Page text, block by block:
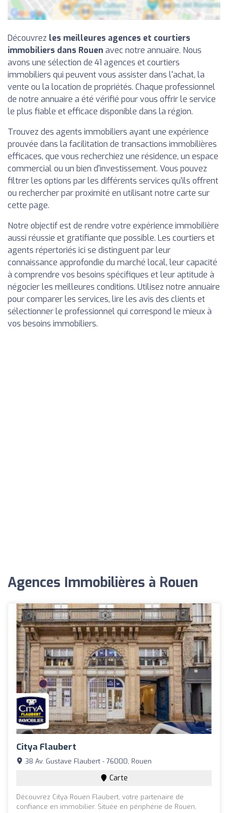
Découvrez les meilleures agences et courtiers
immobiliers dans Rouen avec notre annuaire. Nous
avons une sélection de 41 agences et courtiers
immobiliers qui peuvent vous assister dans l'achat, la
vente ou la location de propriétés. Chaque professionnel
de notre annuaire a été vérifié pour vous offrir le service
le plus fiable et efficace disponible dans la région.
Trouvez des agents immobiliers ayant une expérience
prouvée dans la facilitation de transactions immobilières
efficaces, que vous recherchiez une résidence, un espace
commercial ou un bien d'investissement. Vous pouvez
filtrer les options par les différents services qu'ils offrent
ou rechercher par proximité en utilisant notre carte sur
cette page.
Notre objectif est de rendre votre expérience immobilière
aussi réussie et gratifiante que possible. Les courtiers et
agents répertoriés ici se distinguent par leur
connaissance approfondie du marché local, leur capacité
à comprendre vos besoins spécifiques et leur aptitude à
négocier les meilleures conditions. Utilisez notre annuaire
pour comparer les services, lire les avis des clients et
sélectionner le professionnel qui correspond le mieux à
vos besoins immobiliers.
Agences Immobilières à Rouen
Citya Flaubert
38 Av. Gustave Flaubert - 76000, Rouen
Carte
Découvrez Citya Rouen Flaubert, votre partenaire de
confiance en immobilier. Située en périphérie de Rouen,